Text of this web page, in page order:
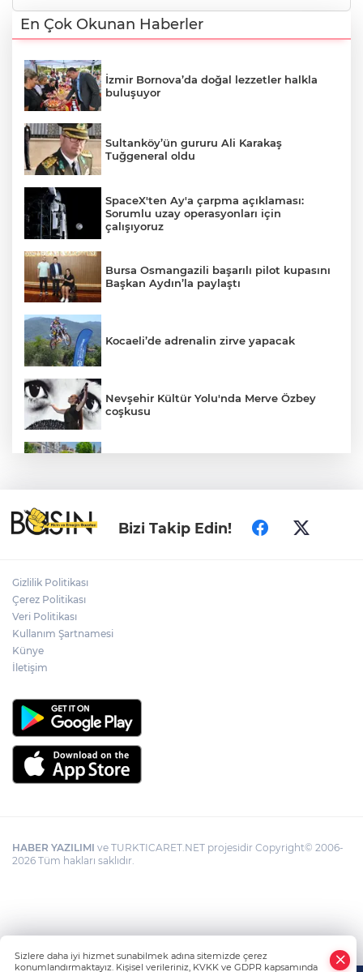
En Çok Okunan Haberler
İzmir Bornova’da doğal lezzetler halkla
buluşuyor
Sultanköy’ün gururu Ali Karakaş
Tuğgeneral oldu
SpaceX'ten Ay'a çarpma açıklaması:
Sorumlu uzay operasyonları için
çalışıyoruz
Bursa Osmangazili başarılı pilot kupasını
Başkan Aydın’la paylaştı
Kocaeli’de adrenalin zirve yapacak
Nevşehir Kültür Yolu'nda Merve Özbey
coşkusu
MEB ve Türk Kızılay'dan Çocuklara
Yönelik Afet Farkındalık Çalıştayı
Bizi Takip Edin!
Gizlilik Politikası
Çerez Politikası
Veri Politikası
Kullanım Şartnamesi
Künye
İletişim
HABER YAZILIMI ve TURKTICARET.NET projesidir Copyright© 2006-
2026 Tüm hakları saklıdır.
Sizlere daha iyi hizmet sunabilmek adına sitemizde çerez
konumlandırmaktayız. Kişisel verileriniz, KVKK ve GDPR kapsamında